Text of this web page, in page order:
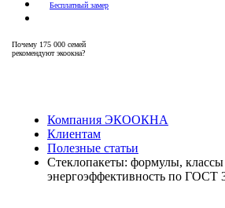
Бесплатный замер
Почему 175 000 семей
рекомендуют экоокна?
Компания ЭКООКНА
Клиентам
Полезные статьи
Стеклопакеты: формулы,
энергоэффективность по ГОСТ